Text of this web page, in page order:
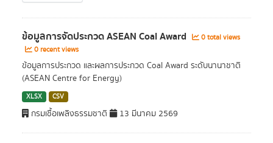
ข้อมูลการจัดประกวด ASEAN Coal Award
0 total views
0 recent views
ข้อมูลการประกวด และผลการประกวด Coal Award ระดับนานาชาติ
(ASEAN Centre for Energy)
XLSX CSV
กรมเชื้อเพลิงธรรมชาติ 13 มีนาคม 2569